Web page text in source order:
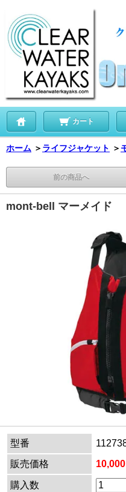
カート
ホーム ＞ ライフジャケット ＞
前の商品へ
mont-bell マーメイド
型番
販売価格
購入数